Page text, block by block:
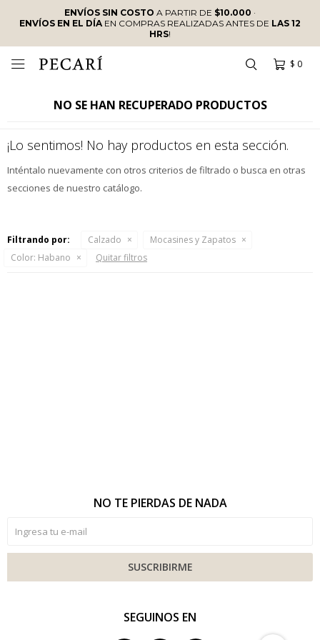
ENVÍOS SIN COSTO A PARTIR DE $10.000 ·
ENVÍOS EN EL DÍAEN COMPRAS REALIZADAS ANTES DE LAS 12
HRS!
$ 0

NO SE HAN RECUPERADO PRODUCTOS
¡Lo sentimos! No hay productos en esta sección.
Inténtalo nuevamente con otros criterios de filtrado o busca en otras
secciones de nuestro catálogo.
Filtrando por: Calzado
Mocasines y Zapatos
Color: Habano Quitar filtros
SEGUINOS EN
NO TE PIERDAS DE NADA
SUSCRIBIRME